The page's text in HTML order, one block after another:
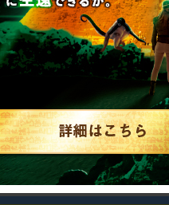
い合わせ
のお客様
チケット